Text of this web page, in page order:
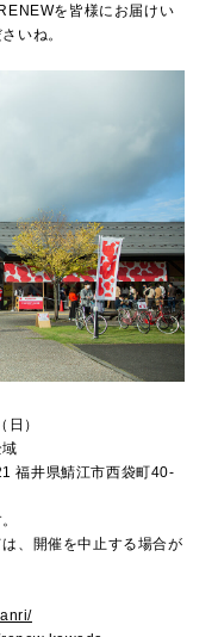
を皆様にお届けい
いね。
）
福井県鯖江市西袋町40-
、開催を中止する場合が